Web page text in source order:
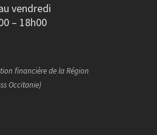
vendredi
– 18h00
financière de la Région
Occitanie)